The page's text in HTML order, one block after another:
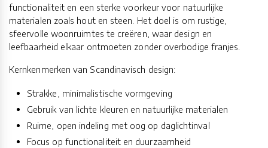
functionaliteit en een sterke voorkeur voor natuurlijke
materialen zoals hout en steen. Het doel is om rustige,
sfeervolle woonruimtes te creëren, waar design en
leefbaarheid elkaar ontmoeten zonder overbodige franjes.
Kernkenmerken van Scandinavisch design:
Strakke, minimalistische vormgeving
Gebruik van lichte kleuren en natuurlijke materialen
Ruime, open indeling met oog op daglichtinval
Focus op functionaliteit en duurzaamheid